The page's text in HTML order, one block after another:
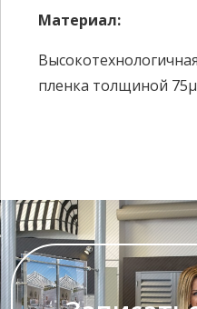
Материал:
пленка толщиной